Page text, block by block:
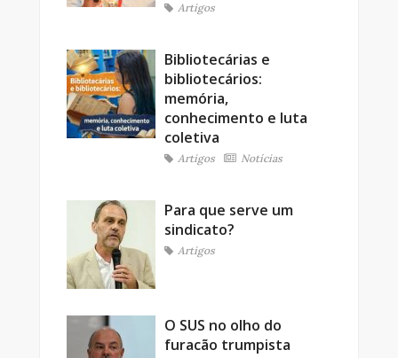
Artigos
Bibliotecárias e
bibliotecários:
memória,
conhecimento e luta
coletiva
Artigos Notícias
Para que serve um
sindicato?
Artigos
O SUS no olho do
furacão trumpista